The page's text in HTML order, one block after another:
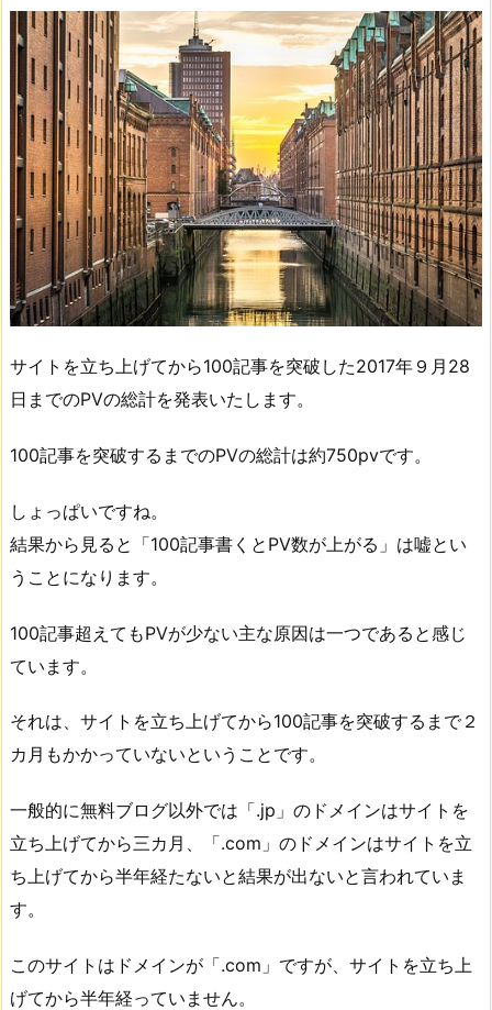
サイトを立ち上げてから100記事を突破した2017年９月28
日までのPVの総計を発表いたします。
100記事を突破するまでのPVの総計は約750pvです。
しょっぱいですね。
結果から見ると「100記事書くとPV数が上がる」は嘘とい
うことになります。
100記事超えてもPVが少ない主な原因は一つであると感じ
ています。
それは、サイトを立ち上げてから100記事を突破するまで２
カ月もかかっていないということです。
一般的に無料ブログ以外では「.jp」のドメインはサイトを
立ち上げてから三カ月、「.com」のドメインはサイトを立
ち上げてから半年経たないと結果が出ないと言われていま
す。
このサイトはドメインが「.com」ですが、サイトを立ち上
げてから半年経っていません。